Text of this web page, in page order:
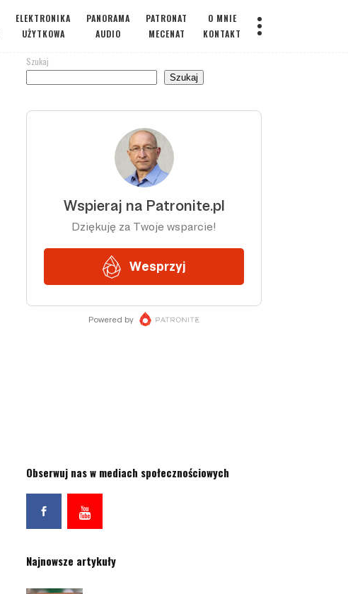
ELEKTRONIKA
UŻYTKOWA
PANORAMA
AUDIO
PATRONAT
MECENAT
O MNIE
KONTAKT
Szukaj
Szukaj
Obserwuj nas w mediach społecznościowych
Najnowsze artykuły